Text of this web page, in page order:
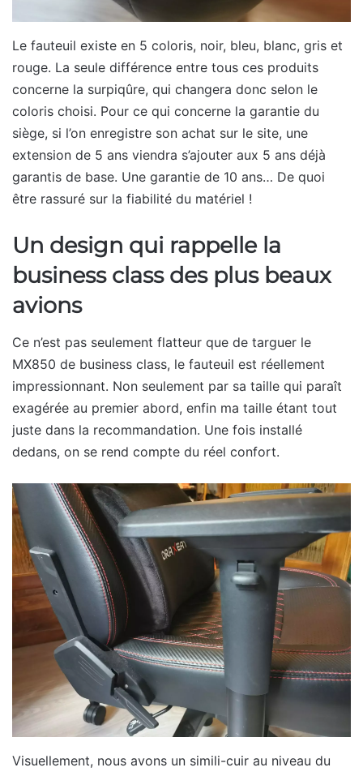
Le fauteuil existe en 5 coloris, noir, bleu, blanc, gris et
rouge. La seule différence entre tous ces produits
concerne la surpiqûre, qui changera donc selon le
coloris choisi. Pour ce qui concerne la garantie du
siège, si l’on enregistre son achat sur le site, une
extension de 5 ans viendra s’ajouter aux 5 ans déjà
garantis de base. Une garantie de 10 ans… De quoi
être rassuré sur la fiabilité du matériel !
Un design qui rappelle la
business class des plus beaux
avions
Ce n’est pas seulement flatteur que de targuer le
MX850 de business class, le fauteuil est réellement
impressionnant. Non seulement par sa taille qui paraît
exagérée au premier abord, enfin ma taille étant tout
juste dans la recommandation. Une fois installé
dedans, on se rend compte du réel confort.
Visuellement, nous avons un simili-cuir au niveau du